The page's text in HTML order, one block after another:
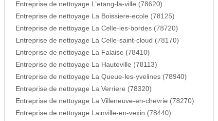
Entreprise de nettoyage L'etang-la-ville (78620)
Entreprise de nettoyage La Boissiere-ecole (78125)
Entreprise de nettoyage La Celle-les-bordes (78720)
Entreprise de nettoyage La Celle-saint-cloud (78170)
Entreprise de nettoyage La Falaise (78410)
Entreprise de nettoyage La Hauteville (78113)
Entreprise de nettoyage La Queue-les-yvelines (78940)
Entreprise de nettoyage La Verriere (78320)
Entreprise de nettoyage La Villeneuve-en-chevrie (78270)
Entreprise de nettoyage Lainville-en-vexin (78440)